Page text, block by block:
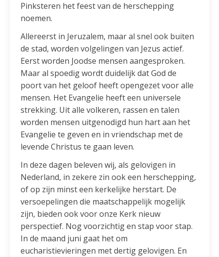
Pinksteren het feest van de herschepping
noemen.
Allereerst in Jeruzalem, maar al snel ook buiten
de stad, worden volgelingen van Jezus actief.
Eerst worden Joodse mensen aangesproken.
Maar al spoedig wordt duidelijk dat God de
poort van het geloof heeft opengezet voor alle
mensen. Het Evangelie heeft een universele
strekking. Uit alle volkeren, rassen en talen
worden mensen uitgenodigd hun hart aan het
Evangelie te geven en in vriendschap met de
levende Christus te gaan leven.
In deze dagen beleven wij, als gelovigen in
Nederland, in zekere zin ook een herschepping,
of op zijn minst een kerkelijke herstart. De
versoepelingen die maatschappelijk mogelijk
zijn, bieden ook voor onze Kerk nieuw
perspectief. Nog voorzichtig en stap voor stap.
In de maand juni gaat het om
eucharistievieringen met dertig gelovigen. En